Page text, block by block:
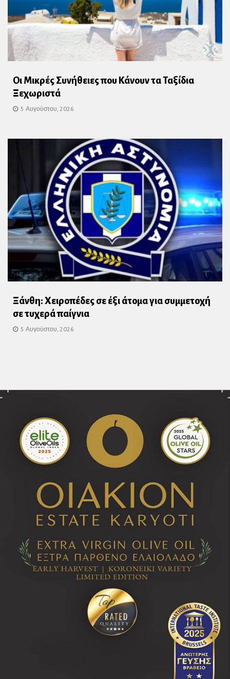
Οι Μικρές Συνήθειες που Κάνουν τα Ταξίδια
Ξεχωριστά
5 Αυγούστου, 2026
Ξάνθη: Χειροπέδες σε έξι άτομα για συμμετοχή
σε τυχερά παίγνια
5 Αυγούστου, 2026